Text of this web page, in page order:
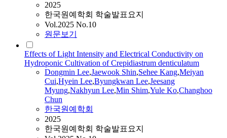
2025
한국원예학회 학술발표요지
Vol.2025 No.10
원문보기
Effects of Light Intensity and Electrical Conductivity on
Hydroponic Cultivation of Crepidiastrum denticulatum
Dongmin Lee,Jaewook Shin,Sehee Kang,Meiyan
Cui,Hyein Lee,Byungkwan Lee,Jeesang
Myung,Nakhyun Lee,Min Shim,Yule Ko,Changhoo
Chun
한국원예학회
2025
한국원예학회 학술발표요지